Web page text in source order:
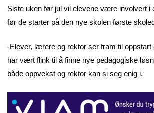
Siste uken før jul vil elevene være involvert i
før de starter på den nye skolen første
-Elever, lærere og rektor ser fram til oppstart
har vært flink til å finne nye pedagogiske
både oppvekst og rektor kan si seg enig i.